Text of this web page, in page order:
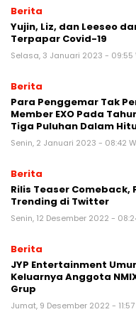
Berita
Yujin, Liz, dan Leeseo
Terpapar Covid-19
Selasa, 3 Januari 2023 - 09:55
Berita
Para Penggemar Tak
Member EXO Pada
Tiga Puluhan Dalam
Senin, 2 Januari 2023 - 08:42
Berita
Rilis Teaser Comeback,
Trending di Twitter
Senin, 12 Desember 2022 -
Berita
JYP Entertainment
Keluarnya Anggota
Grup
Jumat, 9 Desember 2022 - 11:57